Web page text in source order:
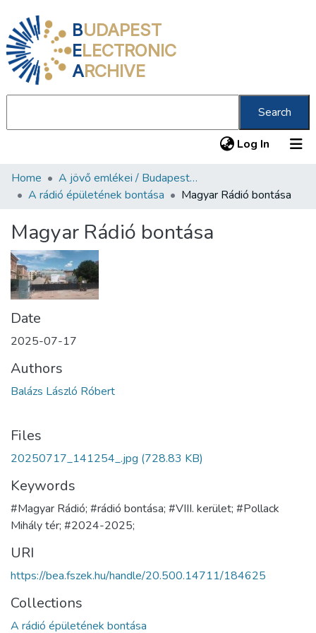
BUDAPEST
ELECTRONIC
ARCHIVE
Search
Log In (current)
Communities & Collections
Statistics
About us
Home
A jövő emlékei / Budapest ma
A rádió épületének bontása
Magyar Rádió bontása
Magyar Rádió bontása
Date
2025-07-17
Authors
Balázs László Róbert
Files
20250717_141254_.jpg (728.83 KB)
Keywords
#Magyar Rádió; #rádió bontása; #VIII. kerület; #Pollack
Mihály tér; #2024-2025;
URI
https://bea.fszek.hu/handle/20.500.14711/184625
Collections
A rádió épületének bontása